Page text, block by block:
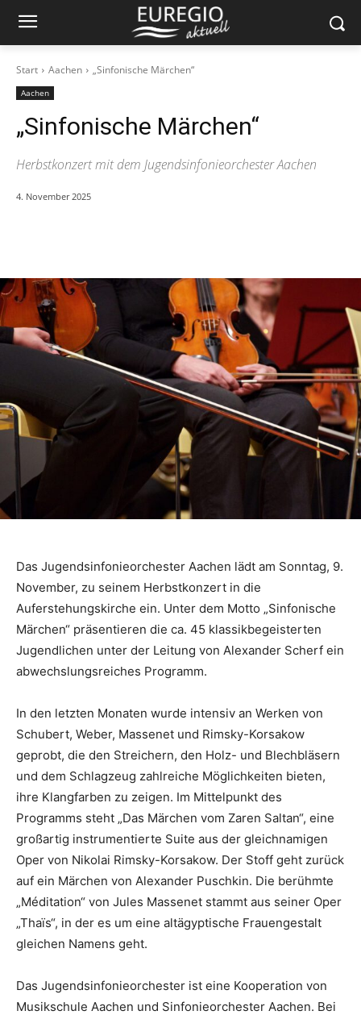
Start Aachen „Sinfonische Märchen“
Aachen
„Sinfonische Märchen“
Herbstkonzert mit dem Jugendsinfonieorchester Aachen
4. November 2025
Das Jugendsinfonieorchester Aachen lädt am Sonntag, 9.
November, zu seinem Herbstkonzert in die
Auferstehungskirche ein. Unter dem Motto „Sinfonische
Märchen“ präsentieren die ca. 45 klassikbegeisterten
Jugendlichen unter der Leitung von Alexander Scherf ein
abwechslungsreiches Programm.
In den letzten Monaten wurde intensiv an Werken von
Schubert, Weber, Massenet und Rimsky-Korsakow
geprobt, die den Streichern, den Holz- und Blechbläsern
und dem Schlagzeug zahlreiche Möglichkeiten bieten,
ihre Klangfarben zu zeigen. Im Mittelpunkt des
Programms steht „Das Märchen vom Zaren Saltan“, eine
großartig instrumentierte Suite aus der gleichnamigen
Oper von Nikolai Rimsky-Korsakow. Der Stoff geht zurück
auf ein Märchen von Alexander Puschkin. Die berühmte
„Méditation“ von Jules Massenet stammt aus seiner Oper
„Thaïs“, in der es um eine altägyptische Frauengestalt
gleichen Namens geht.
Das Jugendsinfonieorchester ist eine Kooperation von
Musikschule Aachen und Sinfonieorchester Aachen. Bei